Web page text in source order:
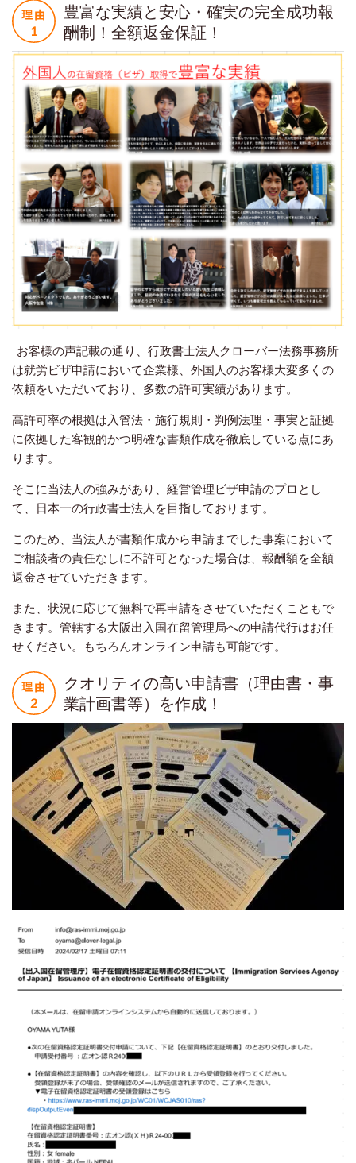
豊富な実績と安心・確実の完全成功報
酬制！全額返金保証！
お客様の声記載の通り、行政書士法人クローバー法務事務所
は就労ビザ申請において企業様、外国人のお客様大変多くの
依頼をいただいており、多数の許可実績があります。
高許可率の根拠は入管法・施行規則・判例法理・事実と証拠
に依拠した客観的かつ明確な書類作成を徹底している点にあ
ります。
そこに当法人の強みがあり、経営管理ビザ申請のプロとし
て、日本一の行政書士法人を目指しております。
このため、当法人が書類作成から申請までした事案において
ご相談者の責任なしに不許可となった場合は、報酬額を全額
返金させていただきます。
また、状況に応じて無料で再申請をさせていただくこともで
きます。管轄する大阪出入国在留管理局への申請代行はお任
せください。もちろんオンライン申請も可能です。
クオリティの高い申請書（理由書・事
業計画書等）を作成！